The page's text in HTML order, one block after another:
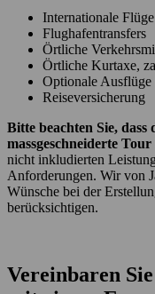
Internationale Flüge
Flughafentransfers
Örtliche
Örtliche Kurtaxe,
Optionale Ausflüge
Reiseversicherung
Bitte beachten Sie,
massgeschneiderte Tour
nicht inkludierten
Anforderungen. Wir von
Wünsche bei der
berücksichtigen.
Vereinbaren